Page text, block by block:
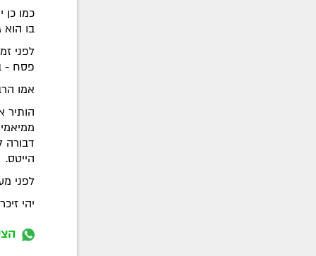
כמו כן
בו הוא
לפני
פסח -
אמו
הותיר
דבורה
הייטס.
לפני
יהי